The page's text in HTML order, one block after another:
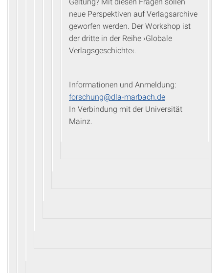
neue Perspektiven auf Verlagsarchive
geworfen werden. Der Workshop ist
der dritte in der Reihe ›Globale
Verlagsgeschichte‹.
Informationen und Anmeldung:
forschung@dla-marbach.de
In Verbindung mit der Universität
Mainz.